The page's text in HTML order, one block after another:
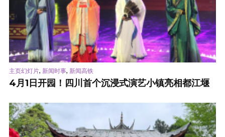
主页幻灯片, 新闻时事, 新闻高铁
4月1日开园！四川首个沉浸式演艺小镇亮相都江堰